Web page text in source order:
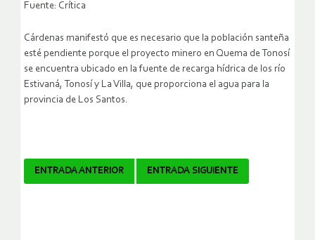
Fuente: Crítica
Cárdenas manifestó que es necesario que la población santeña
esté pendiente porque el proyecto minero en Quema de Tonosí
se encuentra ubicado en la fuente de recarga hídrica de los río
Estivaná, Tonosí y La Villa, que proporciona el agua para la
provincia de Los Santos.
Navegador
ENTRADA ANTERIOR ENTRADA SIGUIENTE